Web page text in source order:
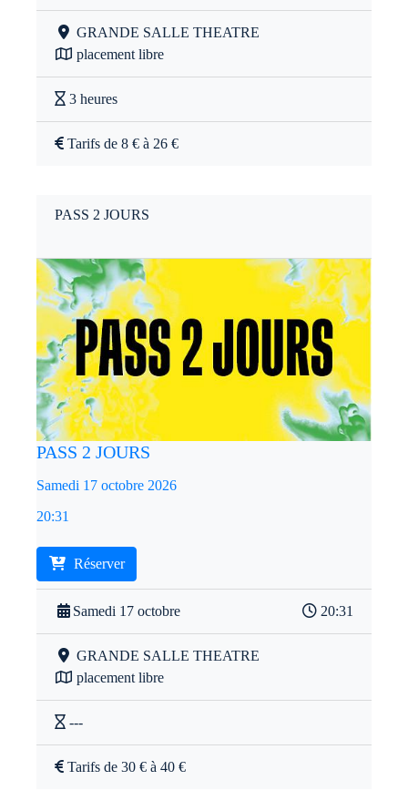
GRANDE SALLE THEATRE
placement libre
3 heures
Tarifs de 8 € à 26 €
PASS 2 JOURS
PASS 2 JOURS
Samedi 17 octobre 2026
20:31
Réserver
Samedi 17 octobre 20:31
GRANDE SALLE THEATRE
placement libre
---
Tarifs de 30 € à 40 €